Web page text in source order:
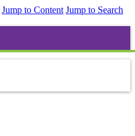
Jump to Content Jump to Search